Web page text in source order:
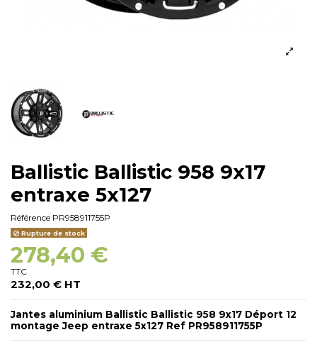
Ballistic Ballistic 958 9x17
entraxe 5x127
Référence PR958911755P
Rupture de stock
278,40 €
TTC
232,00 € HT
Jantes aluminium Ballistic Ballistic 958 9x17 Déport 12
montage Jeep entraxe 5x127 Ref PR958911755P